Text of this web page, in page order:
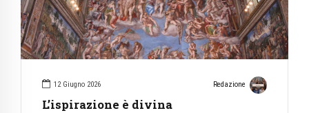
12 Giugno 2026 Redazione
L’ispirazione è divina